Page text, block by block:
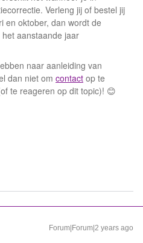
Verleng jij of bestel jij
en oktober, dan wordt de
aanstaande jaar
naar aanleiding van
dan niet om contact op te
te reageren op dit topic)! 😊
Forum|Forum|2 years ago